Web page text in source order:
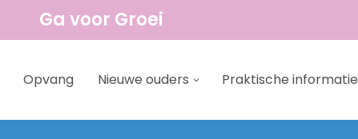
Ga voor Groei
Opvang Nieuwe ouders Praktische informatie